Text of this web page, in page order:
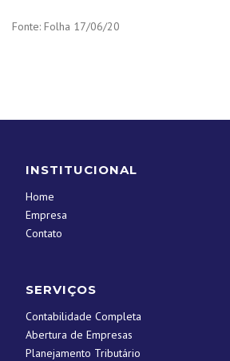
Fonte: Folha 17/06/20
INSTITUCIONAL
Home
Empresa
Contato
SERVIÇOS
Contabilidade Completa
Abertura de Empresas
Planejamento Tributário